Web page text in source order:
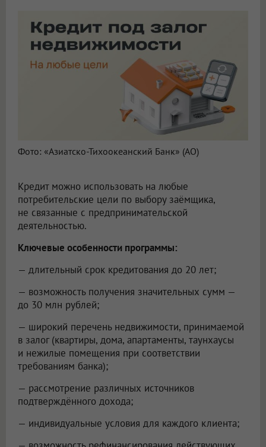
Фото: «Азиатско-Тихоокеанский Банк» (АО)
Кредит можно использовать на любые
потребительские цели по выбору заёмщика,
не связанные с предпринимательской
деятельностью.
Ключевые особенности программы:
— длительный срок кредитования до 20 лет;
— возможность получения значительных сумм —
до 30 млн рублей;
— широкий перечень недвижимости, принимаемой
в залог (квартиры, дома, апартаменты, таунхаусы
и нежилые помещения при соответствии
требованиям банка);
— рассмотрение различных источников
подтверждённого дохода;
— индивидуальные условия для каждого клиента;